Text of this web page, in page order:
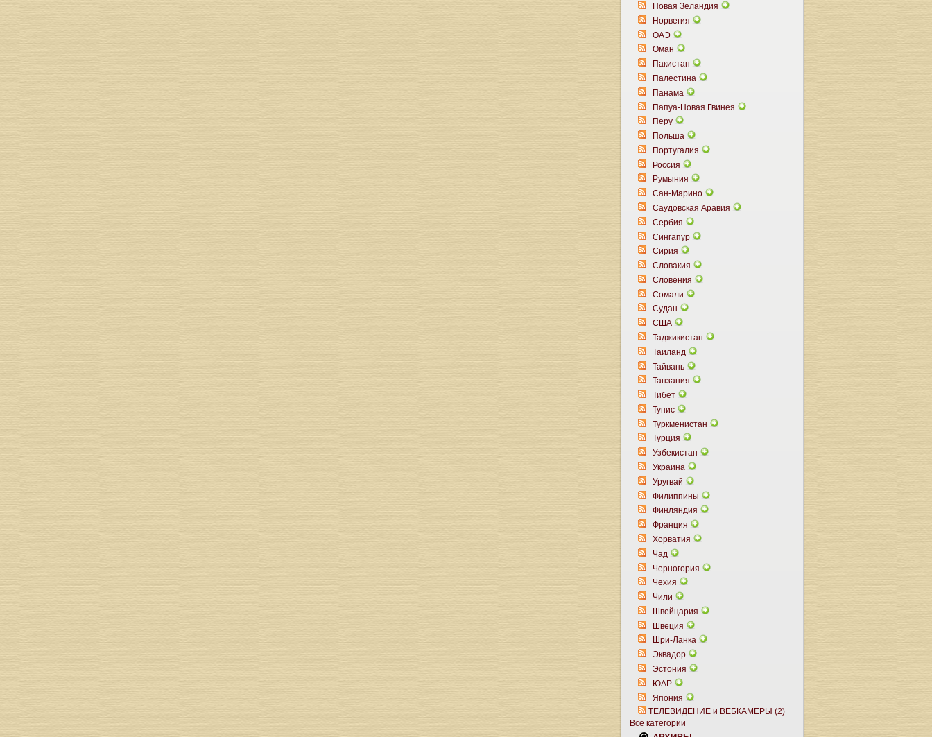
Новая Зеландия
Норвегия
ОАЭ
Оман
Пакистан
Палестина
Панама
Папуа-Новая Гвинея
Перу
Польша
Португалия
Россия
Румыния
Сан-Марино
Саудовская Аравия
Сербия
Сингапур
Сирия
Словакия
Словения
Сомали
Судан
США
Таджикистан
Таиланд
Тайвань
Танзания
Тибет
Тунис
Туркменистан
Турция
Узбекистан
Украина
Уругвай
Филиппины
Финляндия
Франция
Хорватия
Чад
Черногория
Чехия
Чили
Швейцария
Швеция
Шри-Ланка
Эквадор
Эстония
ЮАР
Япония
ТЕЛЕВИДЕНИЕ и ВЕБКАМЕРЫ (2)
Все категории